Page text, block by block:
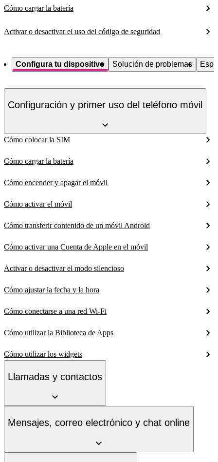
Cómo cargar la batería
Activar o desactivar el uso del código de seguridad
Configura tu dispositivo Solución de problemas
Configuración y primer uso del teléfono móvil
Cómo colocar la SIM
Cómo cargar la batería
Cómo encender y apagar el móvil
Cómo activar el móvil
Cómo transferir contenido de un móvil Android
Cómo activar una Cuenta de Apple en el móvil
Activar o desactivar el modo silencioso
Cómo ajustar la fecha y la hora
Cómo conectarse a una red Wi-Fi
Cómo utilizar la Biblioteca de Apps
Cómo utilizar los widgets
Llamadas y contactos
Mensajes, correo electrónico y chat online